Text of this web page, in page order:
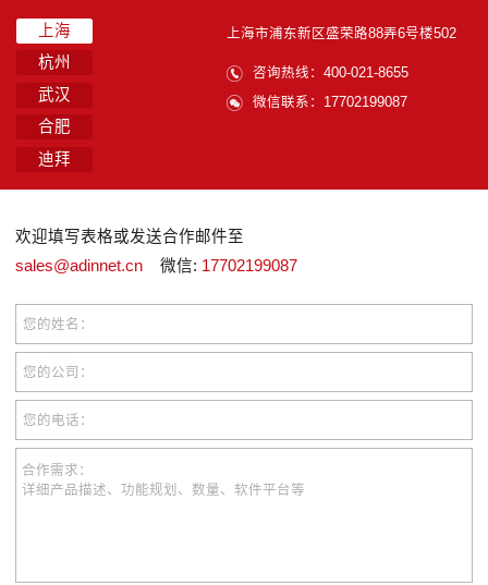
上海
杭州
武汉
合肥
迪拜
上海市浦东新区盛荣路88弄6号楼502
咨询热线：400-021-8655
微信联系：17702199087
欢迎填写表格或发送合作邮件至
sales@adinnet.cn 微信: 17702199087
您的姓名：
您的公司：
您的电话：
合作需求：
详细产品描述、功能规划、数量、软件平台等